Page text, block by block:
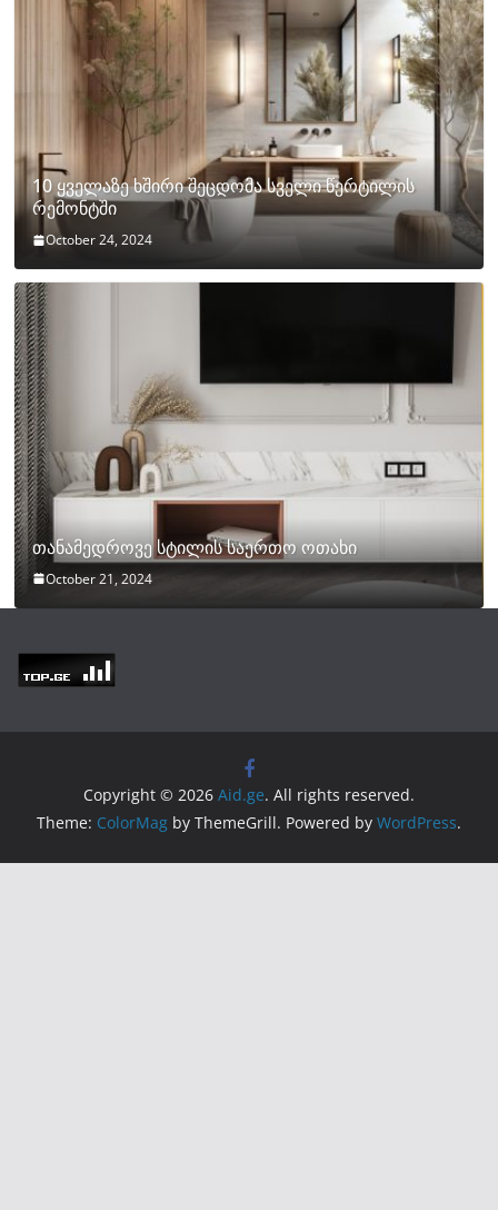
10 ყველაზე ხშირი შეცდომა სველი წერტილის
რემონტში
October 24, 2024
თანამედროვე სტილის საერთო ოთახი
October 21, 2024
Copyright © 2026 Aid.ge. All rights reserved.
Theme: ColorMag by ThemeGrill. Powered by WordPress.